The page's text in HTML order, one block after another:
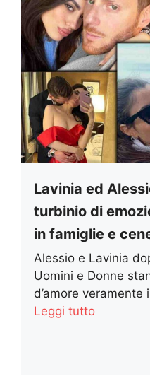
Lavinia ed
turbinio di
in famiglie e
Alessio e Lavinia
Uomini e Donne
d’amore
Leggi tutto